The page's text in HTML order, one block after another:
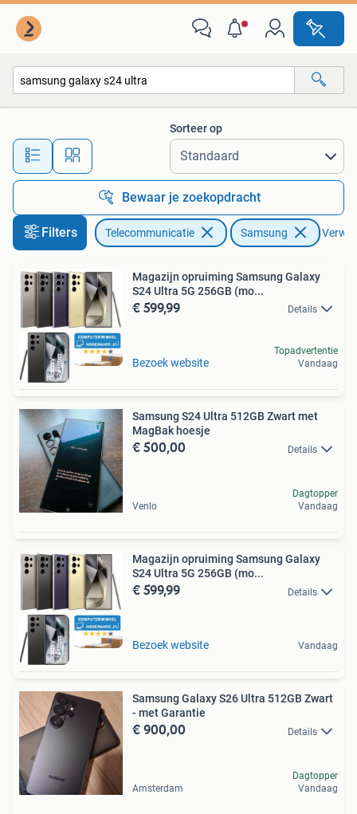
Alle afstanden…
Sorteer op
Bewaar je zoekopdracht
Filters Telecommunicatie Samsung
Magazijn opruiming Samsung Galaxy
S24 Ultra 5G 256GB (mo...
€ 599,99 Details
Bezoek website
Topadvertentie
Vandaag
Samsung S24 Ultra 512GB Zwart met
MagBak hoesje
€ 500,00 Details
Venlo
Dagtopper
Vandaag
Magazijn opruiming Samsung Galaxy
S24 Ultra 5G 256GB (mo...
€ 599,99 Details
Bezoek website Vandaag
Samsung Galaxy S26 Ultra 512GB Zwart
- met Garantie
€ 900,00 Details
Amsterdam
Dagtopper
Vandaag